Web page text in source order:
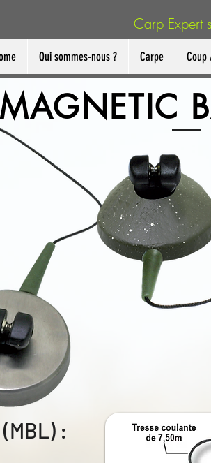
Qui sommes-nous ? Carpe Coup
Carp Expert
MAGNETIC
: